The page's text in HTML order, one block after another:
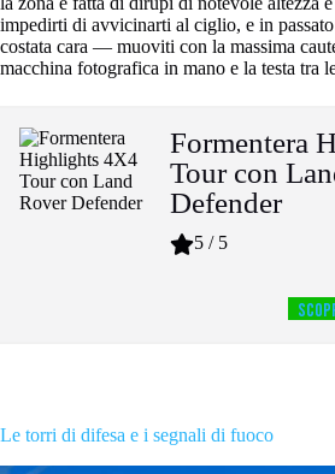
impedirti di avvicinarti al ciglio, e in
costata cara — muoviti con la massima
macchina fotografica in mano e la testa tra
Formentera
Tour con
Defender
5 / 5
Le torri di difesa e i segnali di fuoco